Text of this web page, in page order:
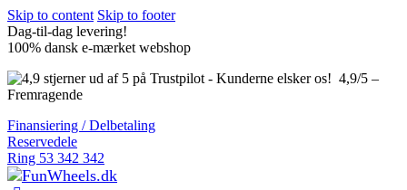
Skip to content Skip to footer
Dag-til-dag levering!
100% dansk e-mærket webshop
4,9/5 –
Fremragende
Finansiering / Delbetaling
Reservedele
Ring 53 342 342